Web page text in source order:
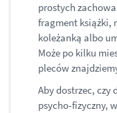
prostych
fragment książki,
koleżanką albo
Może po kilku
pleców
Aby dostrzec, czy
psycho-fizyczny,